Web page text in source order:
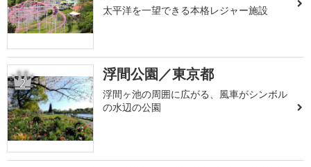
太平洋を一望できる本格レジャー施設
2 浮間公園／東京都
浮間ヶ池の周囲に広がる、風車がシンボル
の水辺の公園